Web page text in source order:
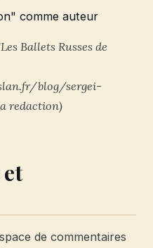
comme auteur
Ballets Russes de
blog/sergei-
redaction)
de commentaires